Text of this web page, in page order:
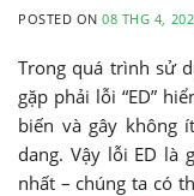
POSTED ON08 THG 4,
Trong quá trình sử
gặp phải lỗi “ED”
biến và gây không
dang. Vậy lỗi ED là
nhất – chúng ta có